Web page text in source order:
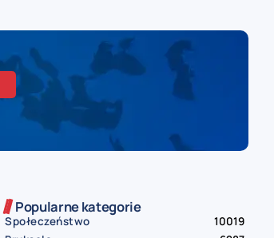
Popularne kategorie
Społeczeństwo
10019